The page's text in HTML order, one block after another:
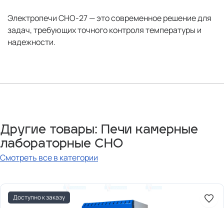
Электропечи СНО-27 — это современное решение для
задач, требующих точного контроля температуры и
надежности.
Другие товары: Печи камерные
лабораторные СНО
Смотреть все в категории
Доступно к заказу